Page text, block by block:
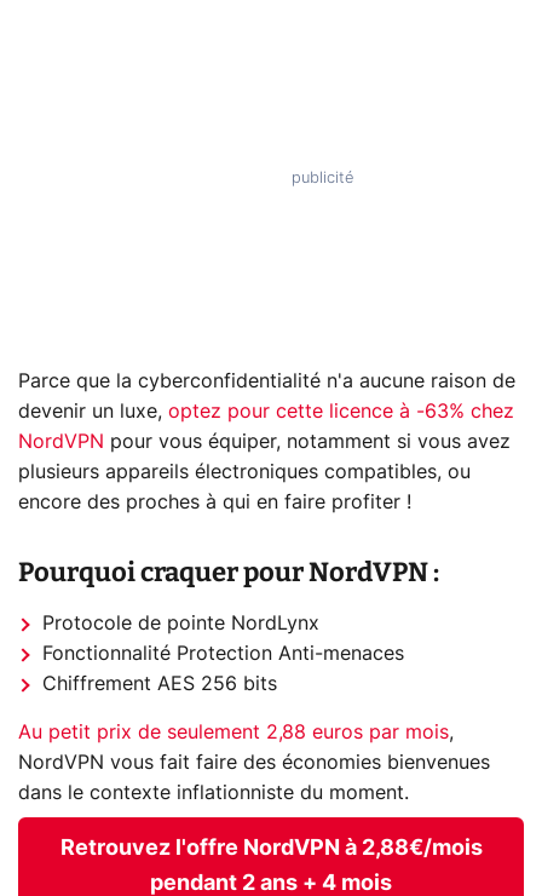
Parce que la cyberconfidentialité n'a aucune raison de
devenir un luxe, optez pour cette licence à -63% chez
NordVPN pour vous équiper, notamment si vous avez
plusieurs appareils électroniques compatibles, ou
encore des proches à qui en faire profiter !
Pourquoi craquer pour NordVPN :
Protocole de pointe NordLynx
Fonctionnalité Protection Anti-menaces
Chiffrement AES 256 bits
Au petit prix de seulement 2,88 euros par mois,
NordVPN vous fait faire des économies bienvenues
dans le contexte inflationniste du moment.
Retrouvez l'offre NordVPN à 2,88€/mois
pendant 2 ans + 4 mois